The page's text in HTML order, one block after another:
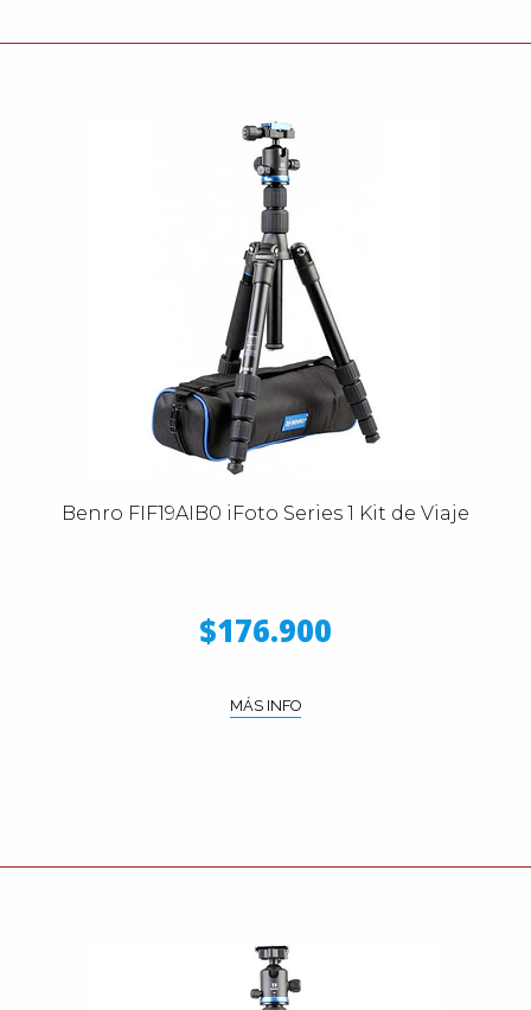
Benro FIF19AIB0 iFoto Series 1 Kit de Viaje
$176.900
MÁS INFO